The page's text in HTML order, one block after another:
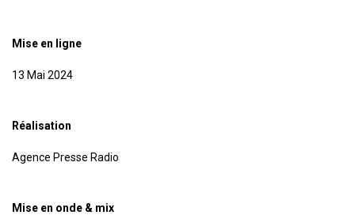
Mise en ligne
13 Mai 2024
Réalisation
Agence Presse Radio
Mise en onde & mix